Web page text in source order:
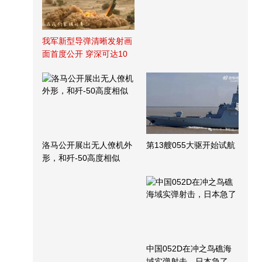
我军新型导弹清晰发射画
面首度公开 穿深可达10
洛马公开展出无人僚机外
形，和歼-50高度相似
第13艘055大驱开始试航
中国052D在冲之鸟礁海